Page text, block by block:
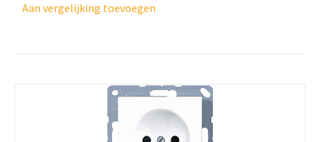
Aan vergelijking toevoegen